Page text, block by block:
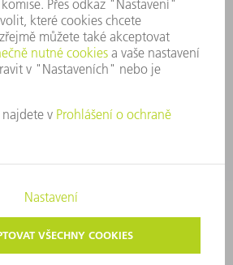
KLIMA
OCHRANA DAT
A ZNÁMKOVÉ PRÁVO
NASTAVENÍ SOUKROMÍ